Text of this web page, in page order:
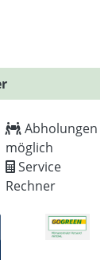
Abholungen
möglich
Service
Rechner